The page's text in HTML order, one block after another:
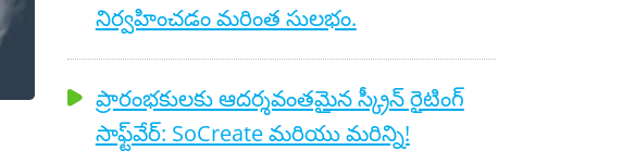
నిర్వహించడం మరింత సులభం.
ప్రారంభకులకు ఆదర్శవంతమైన స్క్రీన్ రైటింగ్
సాఫ్ట్‌వేర్: SoCreate మరియు మరిన్ని!